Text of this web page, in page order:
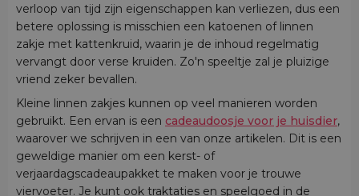
verloop van tijd zijn eigenschappen kan verliezen, dus een
betere oplossing is misschien een katoenen of linnen
zakje met kattenkruid, waarin je de inhoud regelmatig
vervangt door verse kruiden. Zo'n speeltje zal je pluizige
vriend zeker bevallen.
Kleine linnen zakjes kunnen op veel manieren worden
gebruikt. Een ervan is een cadeaudoosje voor je huisdier,
waarover we schrijven in een van onze artikelen. Dit is een
geweldige manier om een kerst- of
verjaardagscadeaupakket te maken voor je trouwe
viervoeter. Je kunt ook traktaties en speelgoed in de